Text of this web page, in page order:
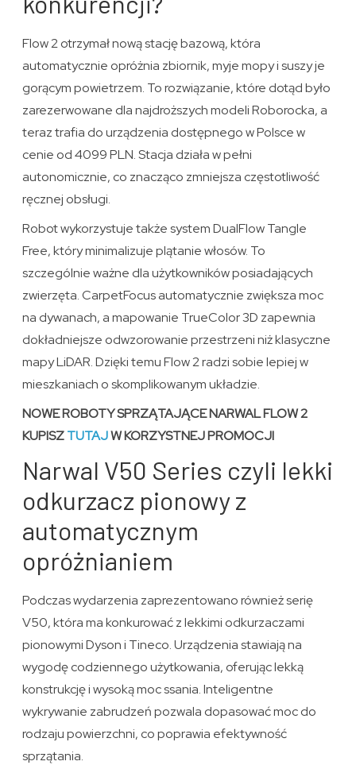
Flow 2 otrzymał nową stację bazową, która
automatycznie opróżnia zbiornik, myje mopy i suszy je
gorącym powietrzem. To rozwiązanie, które dotąd było
zarezerwowane dla najdroższych modeli Roborocka, a
teraz trafia do urządzenia dostępnego w Polsce w
cenie od 4099 PLN. Stacja działa w pełni
autonomicznie, co znacząco zmniejsza częstotliwość
ręcznej obsługi.
Robot wykorzystuje także system DualFlow Tangle
Free, który minimalizuje plątanie włosów. To
szczególnie ważne dla użytkowników posiadających
zwierzęta. CarpetFocus automatycznie zwiększa moc
na dywanach, a mapowanie TrueColor 3D zapewnia
dokładniejsze odwzorowanie przestrzeni niż klasyczne
mapy LiDAR. Dzięki temu Flow 2 radzi sobie lepiej w
mieszkaniach o skomplikowanym układzie.
NOWE ROBOTY SPRZĄTAJĄCE NARWAL FLOW 2
KUPISZTUTAJW KORZYSTNEJ PROMOCJI
Narwal V50 Series czyli lekki
odkurzacz pionowy z
automatycznym
opróżnianiem
Podczas wydarzenia zaprezentowano również serię
V50, która ma konkurować z lekkimi odkurzaczami
pionowymi Dyson i Tineco. Urządzenia stawiają na
wygodę codziennego użytkowania, oferując lekką
konstrukcję i wysoką moc ssania. Inteligentne
wykrywanie zabrudzeń pozwala dopasować moc do
rodzaju powierzchni, co poprawia efektywność
sprzątania.